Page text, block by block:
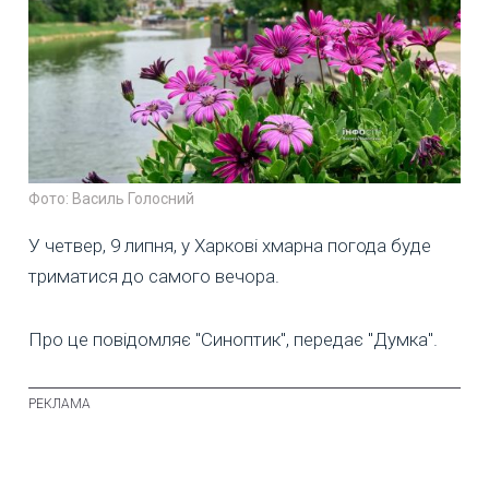
Фото: Василь Голосний
У четвер, 9 липня, у Харкові хмарна погода буде
триматися до самого вечора.
Про це повідомляє "Синоптик", передає "Думка".